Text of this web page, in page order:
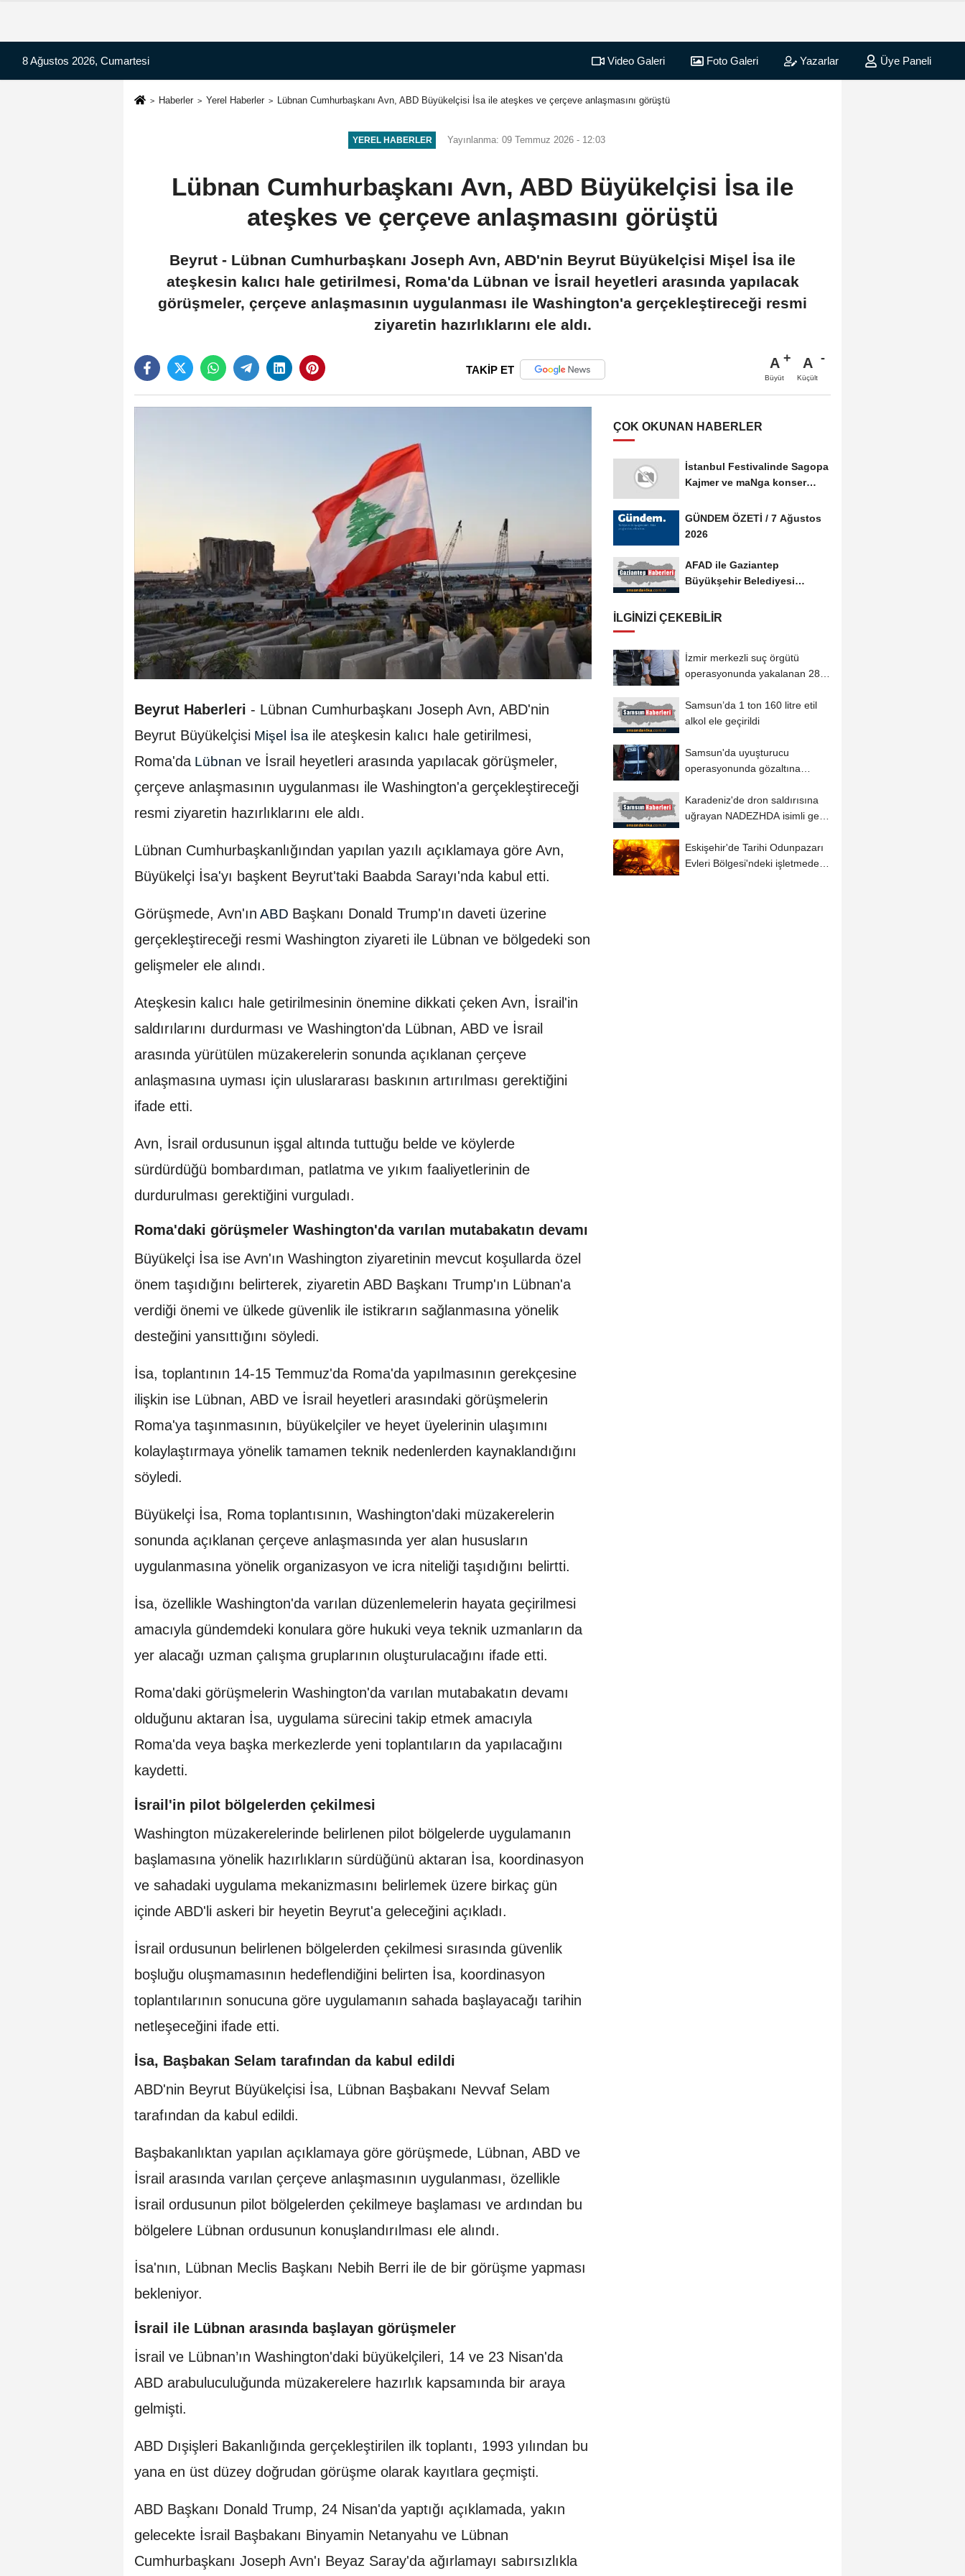
8 Ağustos 2026, Cumartesi Video Galeri Foto Galeri Yazarlar Üye Paneli
Haberler Yerel Haberler Lübnan Cumhurbaşkanı Avn, ABD Büyükelçisi İsa ile ateşkes ve çerçeve anlaşmasını görüştü
YEREL HABERLER Yayınlanma: 09 Temmuz 2026 - 12:03
Lübnan Cumhurbaşkanı Avn, ABD Büyükelçisi İsa ile
ateşkes ve çerçeve anlaşmasını görüştü
Beyrut - Lübnan Cumhurbaşkanı Joseph Avn, ABD'nin Beyrut Büyükelçisi Mişel İsa ile
ateşkesin kalıcı hale getirilmesi, Roma'da Lübnan ve İsrail heyetleri arasında yapılacak
görüşmeler, çerçeve anlaşmasının uygulanması ile Washington'a gerçekleştireceği resmi
ziyaretin hazırlıklarını ele aldı.
TAKİP ET A
Büyüt
A
Küçült
Beyrut Haberleri - Lübnan Cumhurbaşkanı Joseph Avn, ABD'nin
Beyrut Büyükelçisi Mişel İsa ile ateşkesin kalıcı hale getirilmesi,
Roma'da Lübnan ve İsrail heyetleri arasında yapılacak görüşmeler,
çerçeve anlaşmasının uygulanması ile Washington'a gerçekleştireceği
resmi ziyaretin hazırlıklarını ele aldı.
Lübnan Cumhurbaşkanlığından yapılan yazılı açıklamaya göre Avn,
Büyükelçi İsa'yı başkent Beyrut'taki Baabda Sarayı'nda kabul etti.
Görüşmede, Avn'ın ABD Başkanı Donald Trump'ın daveti üzerine
gerçekleştireceği resmi Washington ziyareti ile Lübnan ve bölgedeki son
gelişmeler ele alındı.
Ateşkesin kalıcı hale getirilmesinin önemine dikkati çeken Avn, İsrail'in
saldırılarını durdurması ve Washington'da Lübnan, ABD ve İsrail
arasında yürütülen müzakerelerin sonunda açıklanan çerçeve
anlaşmasına uyması için uluslararası baskının artırılması gerektiğini
ifade etti.
Avn, İsrail ordusunun işgal altında tuttuğu belde ve köylerde
sürdürdüğü bombardıman, patlatma ve yıkım faaliyetlerinin de
durdurulması gerektiğini vurguladı.
Roma'daki görüşmeler Washington'da varılan mutabakatın devamı
Büyükelçi İsa ise Avn'ın Washington ziyaretinin mevcut koşullarda özel
önem taşıdığını belirterek, ziyaretin ABD Başkanı Trump'ın Lübnan'a
verdiği önemi ve ülkede güvenlik ile istikrarın sağlanmasına yönelik
desteğini yansıttığını söyledi.
İsa, toplantının 14-15 Temmuz'da Roma'da yapılmasının gerekçesine
ilişkin ise Lübnan, ABD ve İsrail heyetleri arasındaki görüşmelerin
Roma'ya taşınmasının, büyükelçiler ve heyet üyelerinin ulaşımını
kolaylaştırmaya yönelik tamamen teknik nedenlerden kaynaklandığını
söyledi.
Büyükelçi İsa, Roma toplantısının, Washington'daki müzakerelerin
sonunda açıklanan çerçeve anlaşmasında yer alan hususların
uygulanmasına yönelik organizasyon ve icra niteliği taşıdığını belirtti.
İsa, özellikle Washington'da varılan düzenlemelerin hayata geçirilmesi
amacıyla gündemdeki konulara göre hukuki veya teknik uzmanların da
yer alacağı uzman çalışma gruplarının oluşturulacağını ifade etti.
Roma'daki görüşmelerin Washington'da varılan mutabakatın devamı
olduğunu aktaran İsa, uygulama sürecini takip etmek amacıyla
Roma'da veya başka merkezlerde yeni toplantıların da yapılacağını
kaydetti.
İsrail'in pilot bölgelerden çekilmesi
Washington müzakerelerinde belirlenen pilot bölgelerde uygulamanın
başlamasına yönelik hazırlıkların sürdüğünü aktaran İsa, koordinasyon
ve sahadaki uygulama mekanizmasını belirlemek üzere birkaç gün
içinde ABD'li askeri bir heyetin Beyrut'a geleceğini açıkladı.
İsrail ordusunun belirlenen bölgelerden çekilmesi sırasında güvenlik
boşluğu oluşmamasının hedeflendiğini belirten İsa, koordinasyon
toplantılarının sonucuna göre uygulamanın sahada başlayacağı tarihin
netleşeceğini ifade etti.
İsa, Başbakan Selam tarafından da kabul edildi
ABD'nin Beyrut Büyükelçisi İsa, Lübnan Başbakanı Nevvaf Selam
tarafından da kabul edildi.
Başbakanlıktan yapılan açıklamaya göre görüşmede, Lübnan, ABD ve
İsrail arasında varılan çerçeve anlaşmasının uygulanması, özellikle
İsrail ordusunun pilot bölgelerden çekilmeye başlaması ve ardından bu
bölgelere Lübnan ordusunun konuşlandırılması ele alındı.
İsa'nın, Lübnan Meclis Başkanı Nebih Berri ile de bir görüşme yapması
bekleniyor.
İsrail ile Lübnan arasında başlayan görüşmeler
İsrail ve Lübnan’ın Washington'daki büyükelçileri, 14 ve 23 Nisan'da
ABD arabuluculuğunda müzakerelere hazırlık kapsamında bir araya
gelmişti.
ABD Dışişleri Bakanlığında gerçekleştirilen ilk toplantı, 1993 yılından bu
yana en üst düzey doğrudan görüşme olarak kayıtlara geçmişti.
ABD Başkanı Donald Trump, 24 Nisan'da yaptığı açıklamada, yakın
gelecekte İsrail Başbakanı Binyamin Netanyahu ve Lübnan
Cumhurbaşkanı Joseph Avn'ı Beyaz Saray'da ağırlamayı sabırsızlıkla
ÇOK OKUNAN HABERLER
İstanbul Festivalinde Sagopa
Kajmer ve maNga konser
GÜNDEM ÖZETİ / 7 Ağustos
2026
AFAD ile Gaziantep
Büyükşehir Belediyesi
İLGINIZI ÇEKEBILIR
İzmir merkezli suç örgütü
operasyonunda yakalanan 28
Samsun’da 1 ton 160 litre etil
alkol ele geçirildi
Samsun'da uyuşturucu
operasyonunda gözaltına
Karadeniz'de dron saldırısına
uğrayan NADEZHDA isimli gemi
Eskişehir'de Tarihi Odunpazarı
Evleri Bölgesi'ndeki işletmede